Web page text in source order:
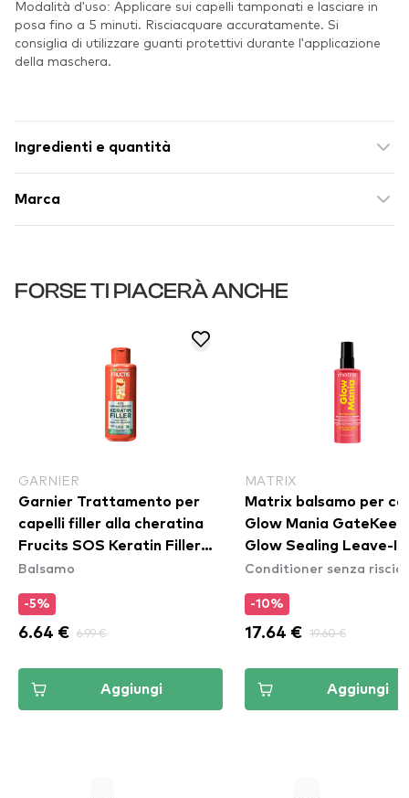
Modalità d'uso: Applicare sui capelli tamponati e lasciare in
posa fino a 5 minuti. Risciacquare accuratamente. Si
consiglia di utilizzare guanti protettivi durante l'applicazione
della maschera.
Ingredienti e quantità
Marca
FORSE TI PIACERÀ ANCHE
GARNIER
Garnier Trattamento per
capelli filler alla cheratina
Frucits SOS Keratin Filler
Hair Treatment
Balsamo
-5%
6.64 € 6.99 €
Aggiungi
MATRIX
Matrix balsamo per
Glow Mania
Glow Sealing Leave-In
Conditioner
Conditioner senza
-10%
17.64 € 19.60 €
Aggiungi